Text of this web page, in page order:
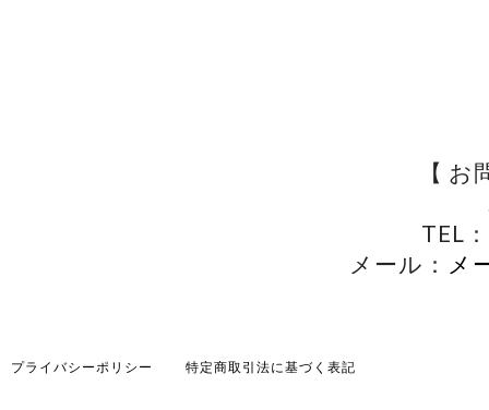
【
TEL
メール： メ
プライバシーポリシー 特定商取引法に基づく表記